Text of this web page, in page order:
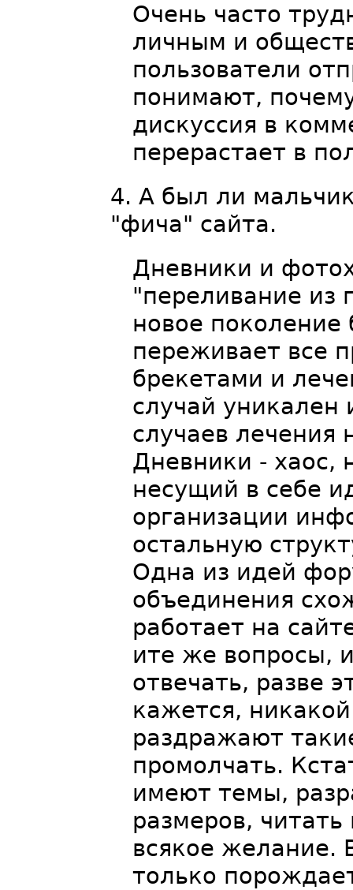
Очень часто
личным и
пользователи
понимают,
дискуссия в
перерастает в
А был ли
"фича" сайта.
Дневники и
"переливание из
новое поколение
переживает все
брекетами и
случай уникален
случаев лечения
Дневники - хаос,
несущий в себе
организации
остальную
Одна из идей
объединения
работает на
ите же вопросы,
отвечать, разве
кажется,
раздражают
промолчать.
имеют темы,
размеров,
всякое желание.
только